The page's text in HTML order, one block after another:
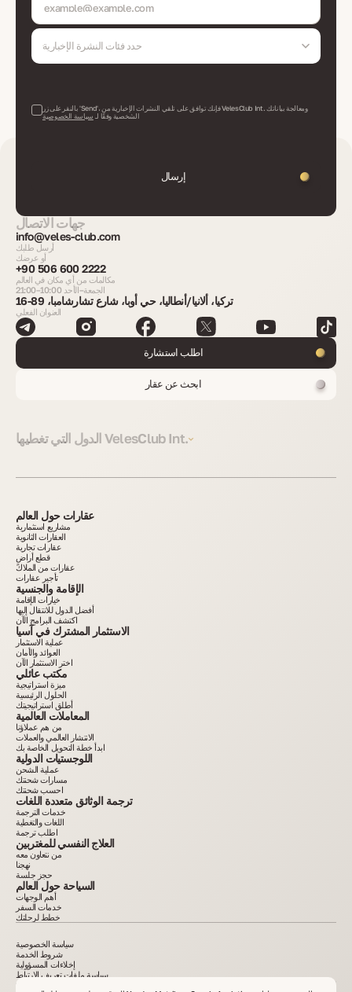
حدد فئات النشرة الإخبارية
بالنقر على زر 'Send'، فإنك توافق على تلقي النشرات الإخبارية من VelesClub Int. ومعالجة بياناتك
الشخصية وفقًا لـ سياسة الخصوصية
إرسال
جهات الاتصال
info@veles-club.com
أرسل طلبك
أو عرضك
+90 506 600 2222
مكالمات من أي مكان في العالم
الجمعة–الأحد 10:00–21:00
تركيا، ألانيا/أنطاليا، حي أوبا، شارع تشارشامبا، 89-16
العنوان الفعلي
اطلب استشارة
ابحث عن عقار
الدول التي تغطيها VelesClub Int.
عقارات حول العالم
مشاريع استثمارية
العقارات الثانوية
عقارات تجارية
قطع أراضٍ
عقارات من الملاك
تأجير عقارات
الإقامة والجنسية
خيارات الإقامة
أفضل الدول للانتقال إليها
اكتشف البرامج الآن
الاستثمار المشترك في آسيا
عملية الاستثمار
العوائد والأمان
اختر الاستثمار الآن
مكتب عائلي
ميزة استراتيجية
الحلول الرئيسية
أطلق استراتيجيتك
المعاملات العالمية
من هم عملاؤنا
الانتشار العالمي والعملات
ابدأ خطة التحويل الخاصة بك
اللوجستيات الدولية
عملية الشحن
مسارات شحنتك
احسب شحنتك
ترجمة الوثائق متعددة اللغات
خدمات الترجمة
اللغات والتغطية
اطلب ترجمة
العلاج النفسي للمغتربين
من نتعاون معه
نهجنا
حجز جلسة
السياحة حول العالم
أهم الوجهات
خدمات السفر
خطط لرحلتك
سياسة الخصوصية
شروط الخدمة
إخلاءات المسؤولية
سياسة ملفات تعريف الارتباط